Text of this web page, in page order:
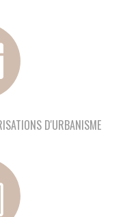
D'URBANISME